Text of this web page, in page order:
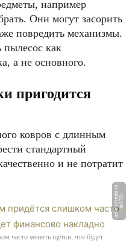
например
Они могут засорить
повредить механизмы.
пылесос как
а не основного.
пригодится
ковров с длинным
стандартный
и не потратит
Ф
О
Т
О:
o
nli
n
e
t
r
a
d
e.
r
u
часто менять щётки, что будет